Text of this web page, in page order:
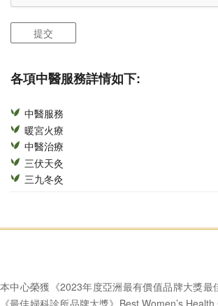
各項中醫服務詳情如下:
中醫服務
暖宮火療
中醫治療
三伏天灸
三九冬灸
本中心榮獲《2023年度亞洲最有價值品牌大獎最
《最佳婦科診所品牌大獎》Best Women’s